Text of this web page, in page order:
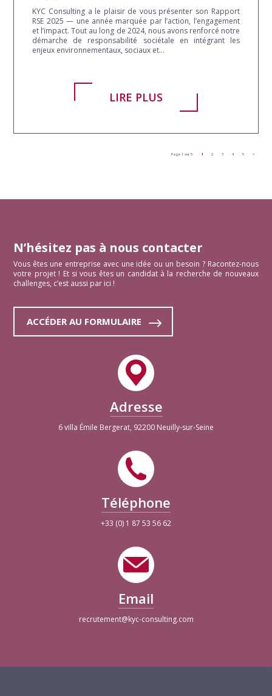
KYC Consulting a le plaisir de vous présenter son Rapport
RSE 2025 — une année marquée par l’action, l’engagement
et l’impact. Tout au long de 2024, nous avons renforcé notre
démarche de responsabilité sociétale en intégrant les
enjeux environnementaux, sociaux et...
LIRE PLUS
Page 1 sur 5 1 2 3 4 5 >
N’hésitez pas à nous contacter
Vous êtes une entreprise avec une idée ou un besoin ? Racontez-nous
votre projet ! Et si vous êtes un candidat à la recherche de nouveaux
challenges, c’est aussi par ici !
ACCÉDER AU FORMULAIRE
Adresse
6 villa Émile Bergerat, 92200 Neuilly-sur-Seine
Téléphone
+33 (0) 1 87 53 56 62
Email
recrutement@kyc-consulting.com